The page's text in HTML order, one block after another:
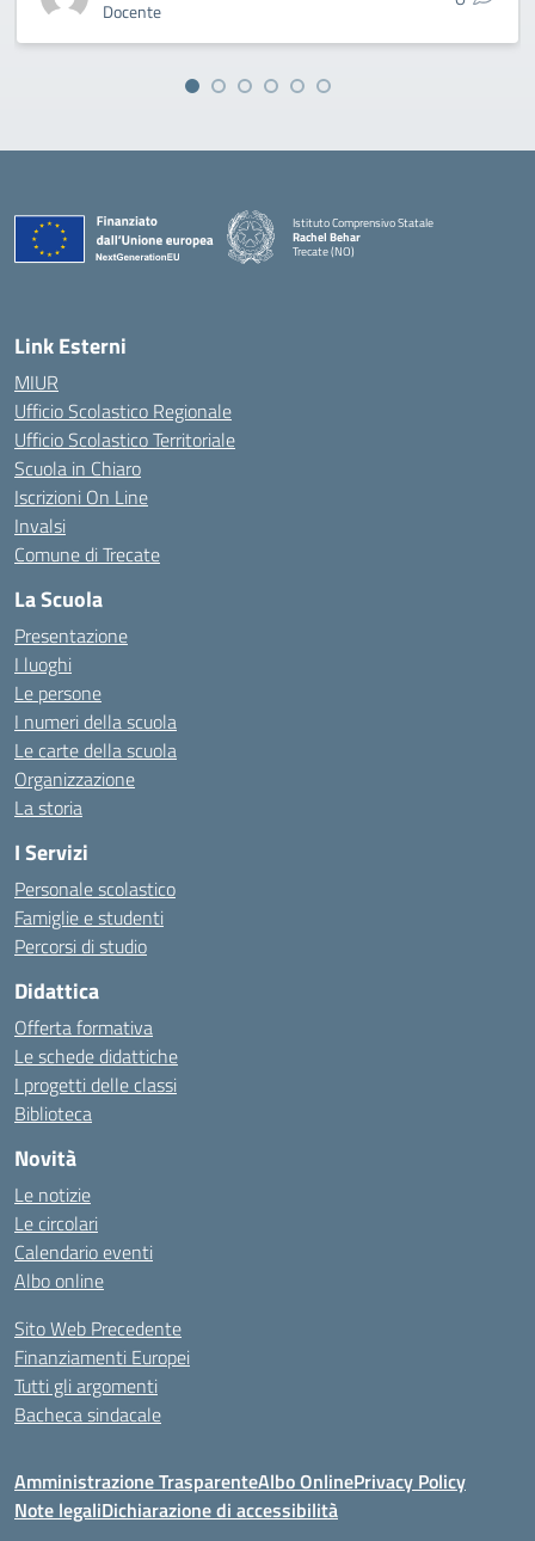
Docente
Istituto Comprensivo Statale
Rachel Behar
Trecate (NO)
Link Esterni
MIUR
Ufficio Scolastico Regionale
Ufficio Scolastico Territoriale
Scuola in Chiaro
Iscrizioni On Line
Invalsi
Comune di Trecate
La Scuola
Presentazione
I luoghi
Le persone
I numeri della scuola
Le carte della scuola
Organizzazione
La storia
I Servizi
Personale scolastico
Famiglie e studenti
Percorsi di studio
Didattica
Offerta formativa
Le schede didattiche
I progetti delle classi
Biblioteca
Novità
Le notizie
Le circolari
Calendario eventi
Albo online
Sito Web Precedente
Finanziamenti Europei
Tutti gli argomenti
Bacheca sindacale
Amministrazione TrasparenteAlbo OnlinePrivacy Policy
Note legaliDichiarazione di accessibilità